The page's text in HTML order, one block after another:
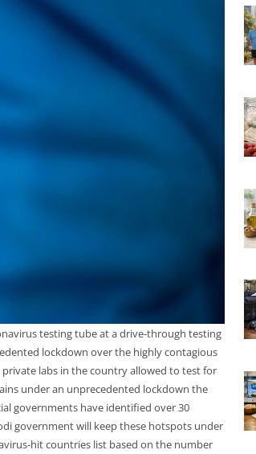
testing tube at a drive-through testing
lockdown over the highly contagious
private labs in the country allowed to test for
under an unprecedented lockdown the
governments have identified over 30
government will keep these hotspots under
hit countries list based on the number